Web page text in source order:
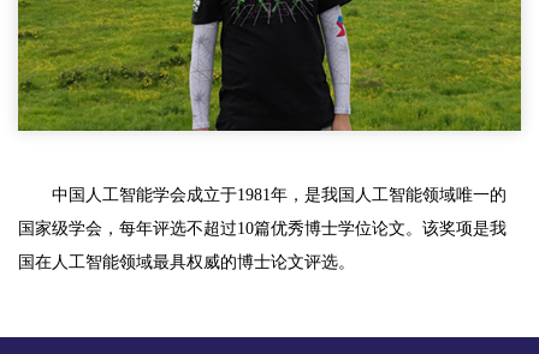
中国人工智能学会成立于1981年，是我国人工智能领域唯一的
国家级学会，每年评选不超过10篇优秀博士学位论文。该奖项是我
国在人工智能领域最具权威的博士论文评选。